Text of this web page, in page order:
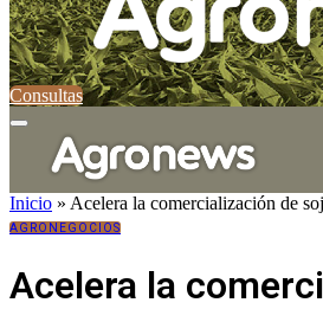
Consultas
Inicio » Acelera la comercialización de
AGRONEGOCIOS
Acelera la